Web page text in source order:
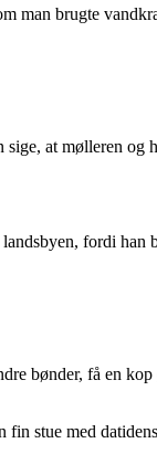
man brugte
at mølleren og
fordi han
bønder, få en
stue med